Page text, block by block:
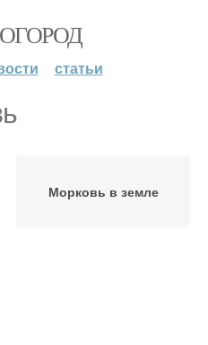
статьи
Морковь в земле